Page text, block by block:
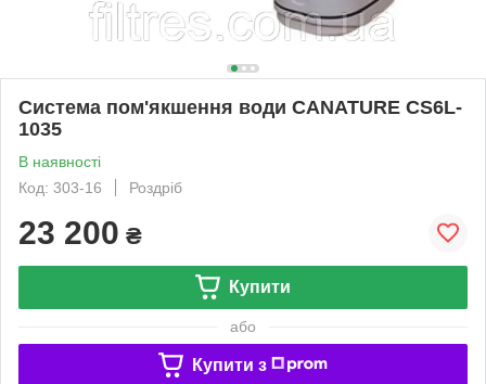
Система пом'якшення води CANATURE CS6L-
1035
В наявності
Код: 303-16
Роздріб
23 200 ₴
Купити
або
Купити з